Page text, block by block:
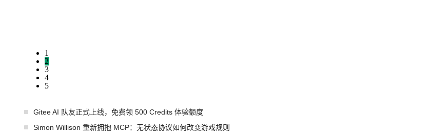
1
2
3
4
5
Gitee AI 队友正式上线，免费领 500 Credits 体验额度
Simon Willison 重新拥抱 MCP：无状态协议如何改变游戏规则